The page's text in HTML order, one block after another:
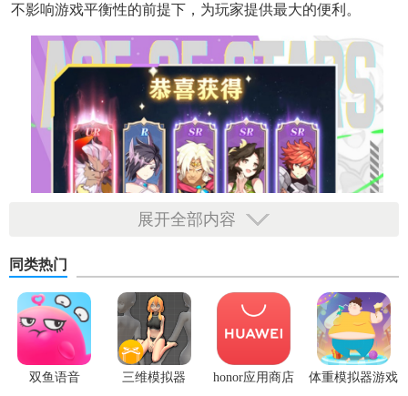
不影响游戏平衡性的前提下，为玩家提供最大的便利。
展开全部内容
同类热门
双鱼语音
三维模拟器
honor应用商店 体重模拟器游戏